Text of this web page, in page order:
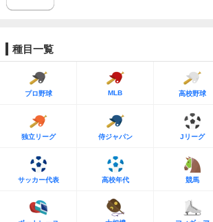
種目一覧
プロ野球 MLB 高校野球
独立リーグ 侍ジャパン Jリーグ
サッカー代表 高校年代 競馬